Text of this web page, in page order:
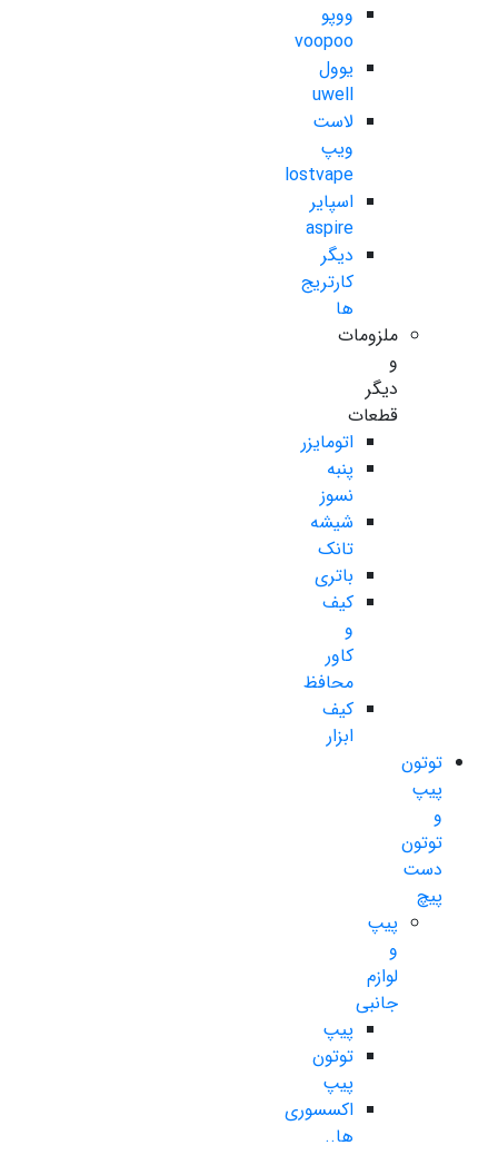
ووپو
voopoo
یوول
uwell
لاست
ویپ
lostvape
اسپایر
aspire
دیگر
کارتریج
ها
ملزومات
و
دیگر
قطعات
اتومایزر
پنبه
نسوز
شیشه
تانک
باتری
کیف
و
کاور
محافظ
کیف
ابزار
توتون
پیپ
و
توتون
دست
پیچ
پیپ
و
لوازم
جانبی
پیپ
توتون
پیپ
اکسسوری
ها..